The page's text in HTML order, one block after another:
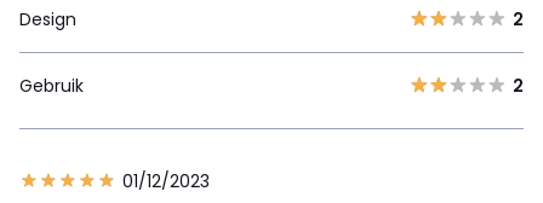
Design 2
Gebruik 2
01/12/2023